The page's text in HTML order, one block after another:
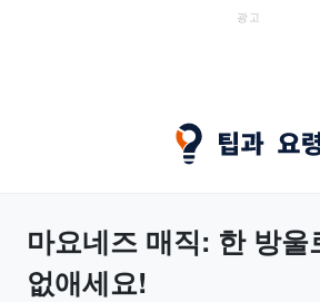
광고
마요네즈 매직: 한 방
없애세요!